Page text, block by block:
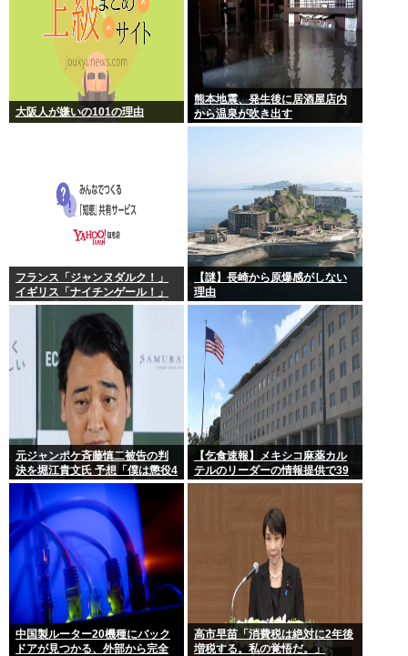
大阪人が嫌いの101の理由
熊本地震、発生後に居酒屋店内
から温泉が吹き出す
フランス「ジャンヌダルク！」
イギリス「ナイチンゲール！」
インド「マザーテレサ！」日本
【謎】長崎から原爆感がしない
理由
元ジャンポケ斉藤慎二被告の判
決を堀江貴文氏 予想「僕は懲役4
年求刑され 2年6か月の実刑だっ
たが…」
【乞食速報】メキシコ麻薬カル
テルのリーダーの情報提供で39
億円急げ！
中国製ルーター20機種にバック
ドアが見つかる、外部から完全
高市早苗「消費税は絶対に2年後
増税する。私の覚悟だ。」